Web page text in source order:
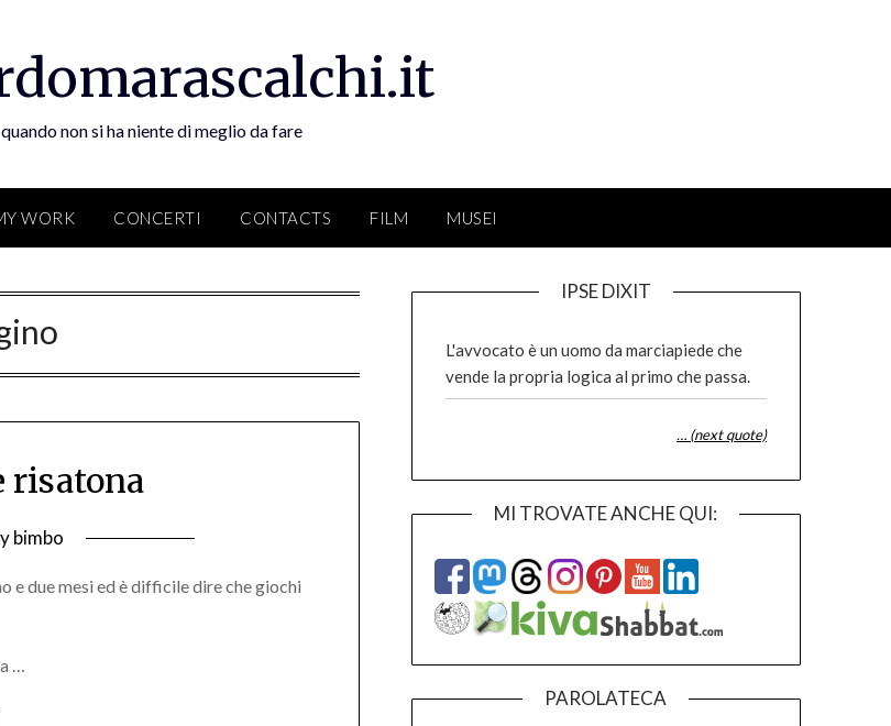
quando non si ha niente di meglio da fare
WORK CONCERTI CONTACTS FILM MUSEI
risatona
bimbo
e due mesi ed è difficile dire che giochi
…
IPSE DIXIT
L'avvocato è un uomo da marciapiede che
vende la propria logica al primo che passa.
… (next quote)
MI TROVATE ANCHE QUI:
PAROLATECA